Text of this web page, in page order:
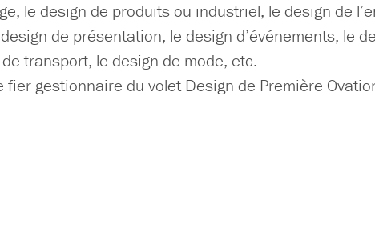
le design de produits ou industriel, le design de
de présentation, le design d’événements, le
transport, le design de mode, etc.
fier gestionnaire du volet Design de Première